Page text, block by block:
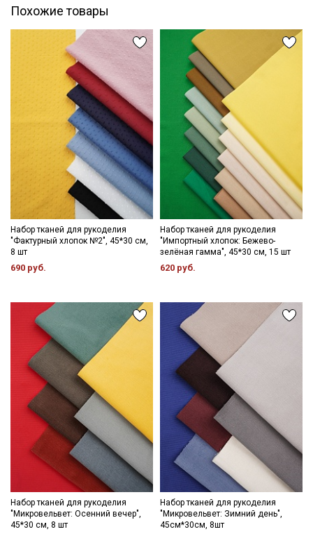
Похожие товары
Набор тканей для рукоделия
"Фактурный хлопок №2", 45*30 см,
8 шт
690 руб.
Набор тканей для рукоделия
"Импортный хлопок: Бежево-
зелёная гамма", 45*30 см, 15 шт
620 руб.
Набор тканей для рукоделия
"Микровельвет: Осенний вечер",
45*30 см, 8 шт
Набор тканей для рукоделия
"Микровельвет: Зимний день",
45см*30см, 8шт